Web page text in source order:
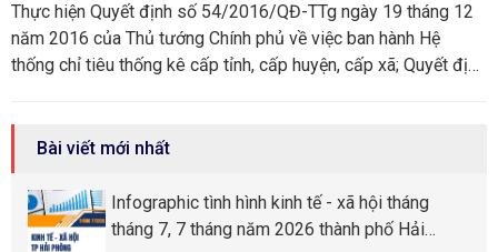
Thực hiện Quyết định số 54/2016/QĐ-TTg ngày 19 tháng 12
năm 2016 của Thủ tướng Chính phủ về việc ban hành Hệ
thống chỉ tiêu thống kê cấp tỉnh, cấp huyện, cấp xã; Quyết định
UBND các quận, huyện thu thập, tổng hợp chỉ tiêu thống kê
cấp tỉnh trên địa bàn thành phố Hải Phòng.
Bài viết mới nhất
Infographic tình hình kinh tế - xã hội tháng
tháng 7, 7 tháng năm 2026 thành phố Hải